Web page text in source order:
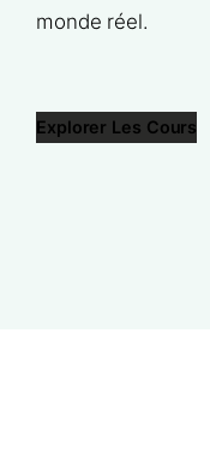
monde réel.
Explorer Les Cours